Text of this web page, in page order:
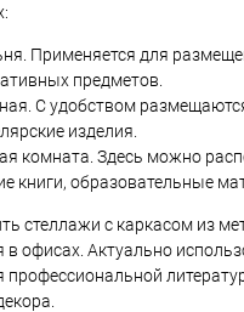
Применяется для
предметов.
С удобством
изделия.
комната. Здесь можно
книги, образовательные
стеллажи с каркасом из
в офисах. Актуально
профессиональной